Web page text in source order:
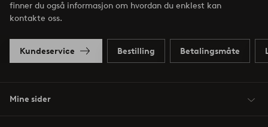
finner du også informasjon om hvordan du enklest kan
kontakte oss.
Kundeservice Bestilling Betalingsmåte
Mine sider